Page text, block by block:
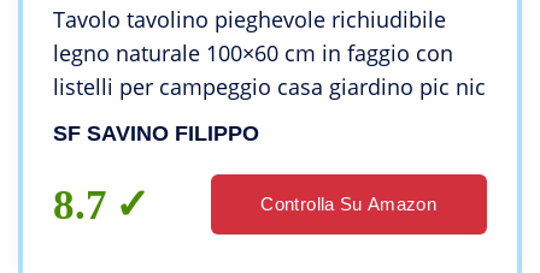
Tavolo tavolino pieghevole richiudibile
legno naturale 100×60 cm in faggio con
listelli per campeggio casa giardino pic nic
SF SAVINO FILIPPO
8.7 Controlla Su Amazon